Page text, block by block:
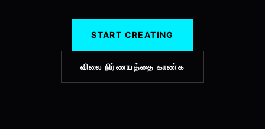
START CREATING
விலை நிர்ணயத்தை காண்க